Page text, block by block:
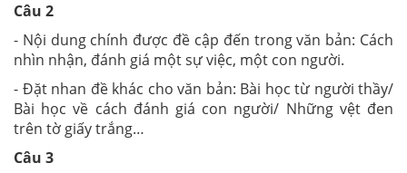
Câu 2
- Nội dung chính được đề cập đến trong văn bản: Cách
nhìn nhận, đánh giá một sự việc, một con người.
- Đặt nhan đề khác cho văn bản: Bài học từ người thầy/
Bài học về cách đánh giá con người/ Những vệt đen
trên tờ giấy trắng…
Câu 3